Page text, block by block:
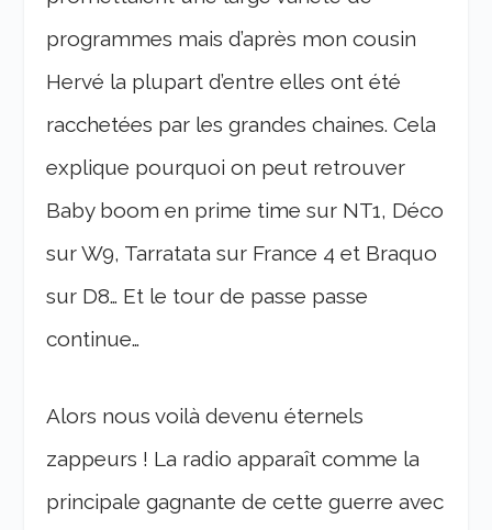
programmes mais d’après mon cousin
Hervé la plupart d’entre elles ont été
racchetées par les grandes chaines. Cela
explique pourquoi on peut retrouver
Baby boom en prime time sur NT1, Déco
sur W9, Tarratata sur France 4 et Braquo
sur D8… Et le tour de passe passe
continue…
Alors nous voilà devenu éternels
zappeurs ! La radio apparaît comme la
principale gagnante de cette guerre avec